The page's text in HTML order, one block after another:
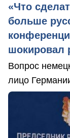
«Что
больше
шокировал
Вопрос
лицо